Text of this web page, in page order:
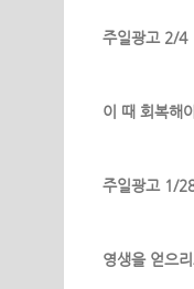
주일광고 2/4
이 때 회복해
주일광고 1/
영생을 얻으